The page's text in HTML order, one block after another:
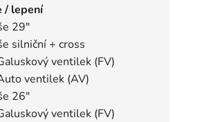
/ lepení
29"
silniční + cross
ventilek (FV)
ventilek (AV)
26"
ventilek (FV)